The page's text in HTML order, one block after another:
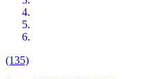
(135)